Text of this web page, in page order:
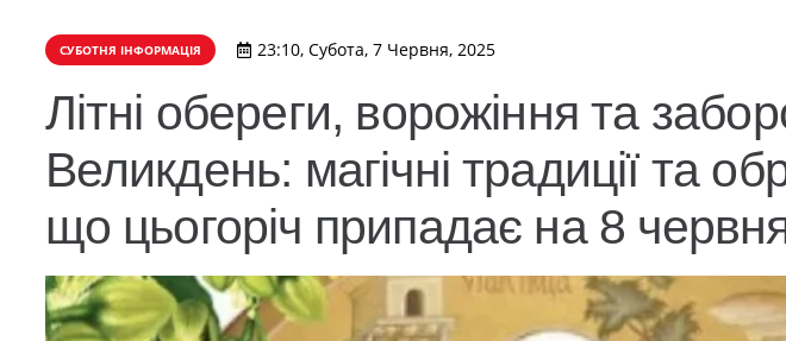
СУБОТНЯ ІНФОРМАЦІЯ 23:10, Субота, 7 Червня, 2025
Літні обереги, ворожіння та
Великдень: магічні традиції та
що цьогоріч припадає на 8